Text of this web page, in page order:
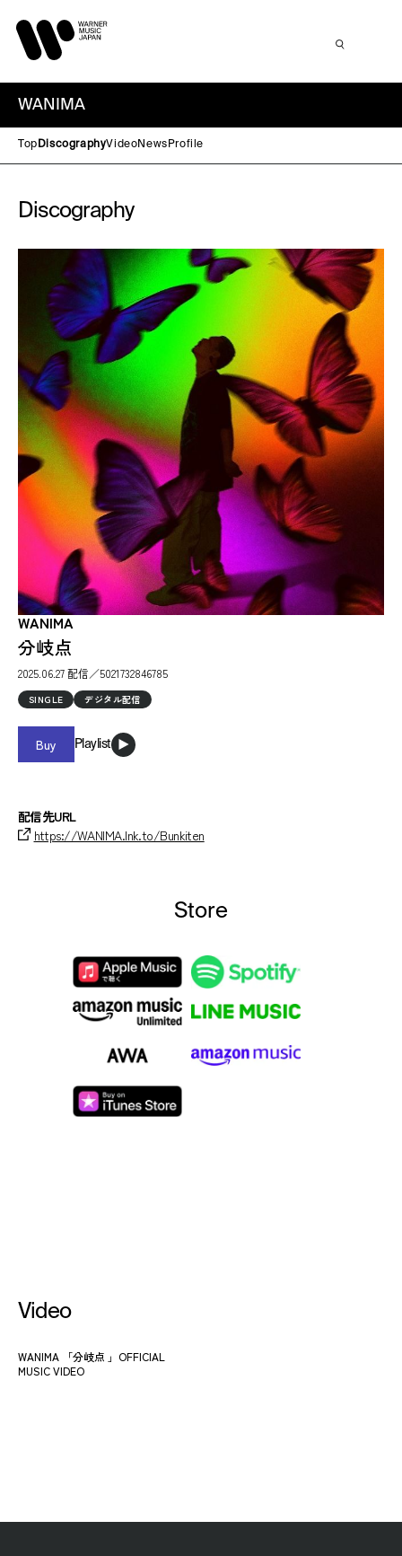
WANIMA
Top DiscographyVideoNews Profile
Discography
WANIMA
分岐点
2025.06.27 配信／5021732846785
SINGLE デジタル配信
Buy Playlist
配信先URL
https://WANIMA.lnk.to/Bunkiten
Store
Video
WANIMA 「分岐点 」OFFICIAL
MUSIC VIDEO